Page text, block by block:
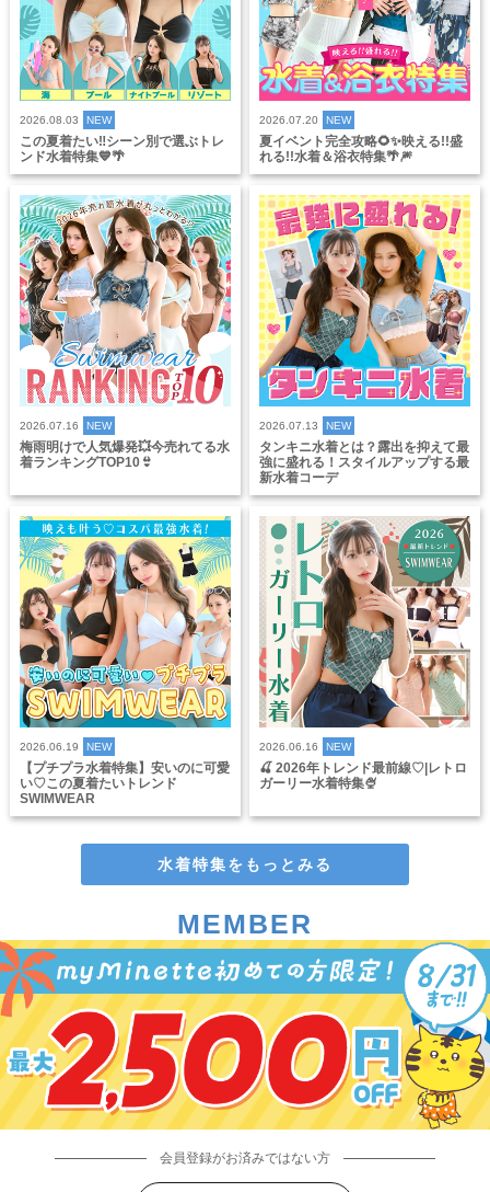
2026.08.03 NEW
この夏着たい‼️シーン別で選ぶトレ
ンド水着特集💙🌴
2026.07.20 NEW
夏イベント完全攻略🌻✨映える!!盛
れる!!水着＆浴衣特集🌴🎆
2026.07.16 NEW
梅雨明けで人気爆発💥今売れてる水
着ランキングTOP10👙
2026.07.13 NEW
タンキニ水着とは？露出を抑えて最
強に盛れる！スタイルアップする最
新水着コーデ
2026.06.19 NEW
【プチプラ水着特集】安いのに可愛
い♡この夏着たいトレンド
SWIMWEAR
2026.06.16 NEW
🍒 2026年トレンド最前線♡|レトロ
ガーリー水着特集🍨
水着特集をもっとみる
MEMBER
会員登録がお済みではない方